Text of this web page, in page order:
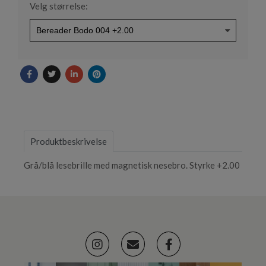
Velg størrelse:
Produktbeskrivelse
Grå/blå lesebrille med magnetisk nesebro. Styrke +2.00